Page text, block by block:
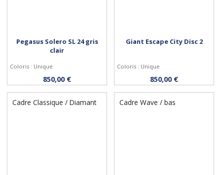
Personnaliser
Pegasus Solero SL 24 gris
clair
Coloris : Unique
850,00 € Personnaliser
Giant Escape City Disc 2
Coloris : Unique
850,00 €
Cadre Classique / Diamant Cadre Wave / bas